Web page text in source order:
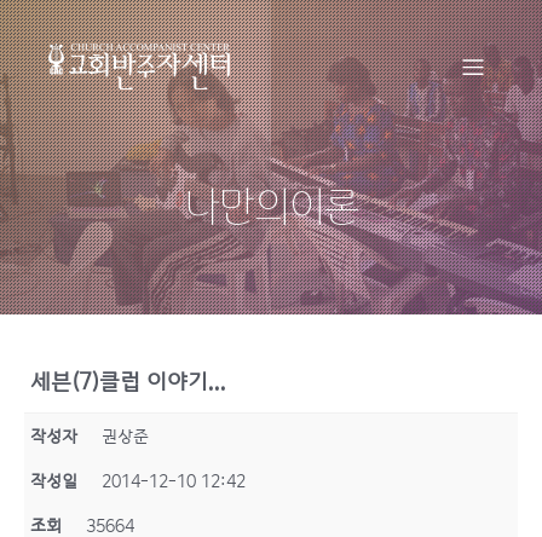
나만의이론
세븐(7)클럽 이야기...
작성자 권상준
작성일 2014-12-10 12:42
조회 35664